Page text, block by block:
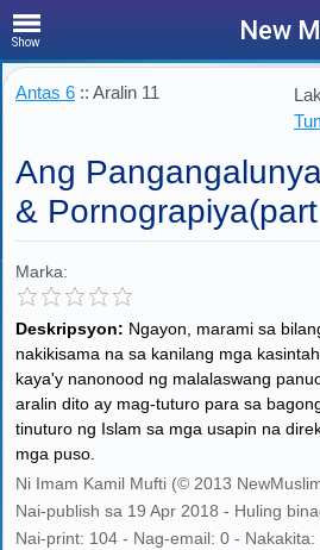
Show New
Antas 6 :: Aralin 11
Ang
&
Marka:
Deskripsyon: Ngayon, marami sa
nakikisama na sa kanilang mga
kaya'y nanonood ng malalaswang
aralin dito ay mag-tuturo para sa
tinuturo ng Islam sa mga usapin na
mga puso.
Ni Imam Kamil Mufti (© 2013
Nai-publish sa 19 Apr 2018 - Huling
Nai-print: 104 - Nag-email: 0 -